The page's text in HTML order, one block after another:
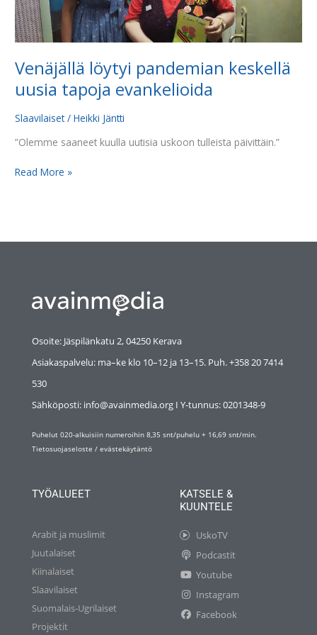
Venäjällä löytyi pandemian keskellä
uusia tapoja evankelioida
Slaavilaiset/Heikki Jäntti
”Olemme saaneet kuulla uutisia uskoon tulleista päivittäin.”
Read More »
Osoite: Jäspilänkatu 2, 04250 Kerava
Asiakaspalvelu: ma–ke klo 10–12 ja 13–15. Puh. +358 20 7414
530
Sähköposti: info@avainmedia.org I Y-tunnus:0201348-9
Puhelut 020-alkuisiin numeroihin 8,35 snt/puhelu + 16,69 snt/min.
Tietosuojaseloste / evästekäytäntö
TYÖALUEET
Arabit ja muslimit
Juutalaiset
Kiinalaiset
Slaavilaiset
Suomalais-Ugrilaiset
Projektit
KATSELE &
KUUNTELE
UskoTV
Podcastit
Youtube
Instagram
Facebook